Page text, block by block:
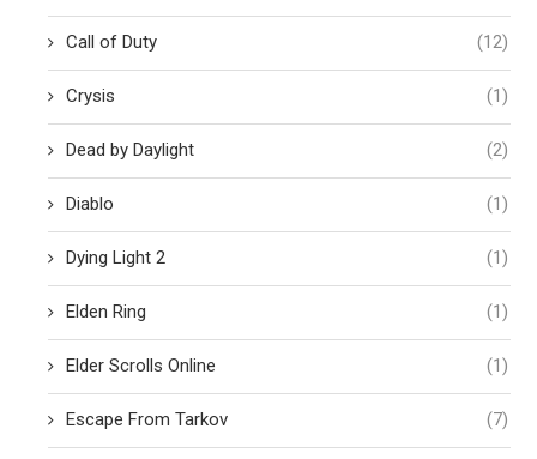
Call of Duty (12)
Crysis (1)
Dead by Daylight (2)
Diablo (1)
Dying Light 2 (1)
Elden Ring (1)
Elder Scrolls Online (1)
Escape From Tarkov (7)